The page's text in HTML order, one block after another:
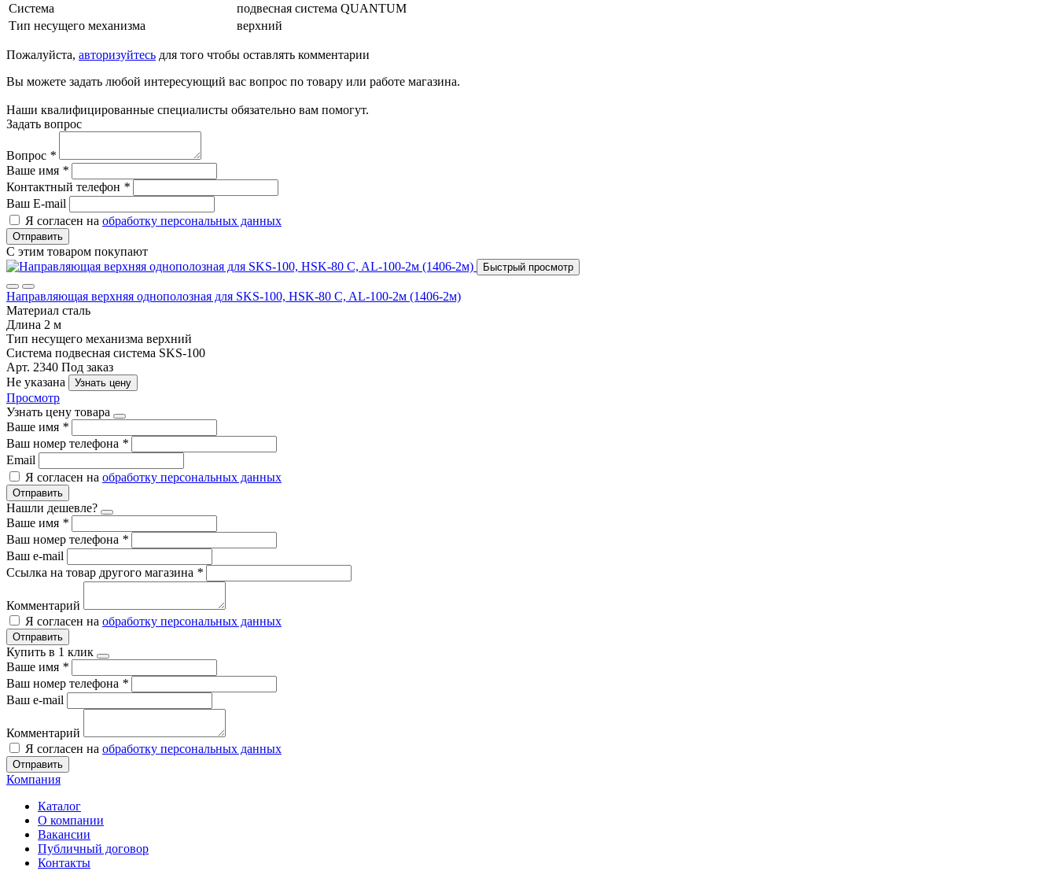
Система
подвесная система QUANTUM
Тип несущего механизма
верхний
Пожалуйста, авторизуйтесь для того чтобы оставлять комментарии
Вы можете задать любой интересующий вас вопрос по товару или работе магазина.
Наши квалифицированные специалисты обязательно вам помогут.
Задать вопрос
Вопрос *
Ваше имя *
Контактный телефон *
Ваш E-mail
Я согласен на обработку персональных данных
Отправить
С этим товаром покупают
Быстрый просмотр
Направляющая верхняя однополозная для SKS-100, HSK-80 C, AL-100-2м (1406-2м)
Материал сталь
Длина 2 м
Тип несущего механизма верхний
Система подвесная система SKS-100
Арт. 2340 Под заказ
Не указана
Узнать цену
Просмотр
Узнать цену товара
Ваше имя *
Ваш номер телефона *
Email
Я согласен на обработку персональных данных
Отправить
Нашли дешевле?
Ваше имя *
Ваш номер телефона *
Ваш e-mail
Ссылка на товар другого магазина *
Комментарий
Я согласен на обработку персональных данных
Отправить
Купить в 1 клик
Ваше имя *
Ваш номер телефона *
Ваш e-mail
Комментарий
Я согласен на обработку персональных данных
Отправить
Компания
Каталог
О компании
Вакансии
Публичный договор
Контакты